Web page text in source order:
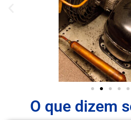
O que dizem